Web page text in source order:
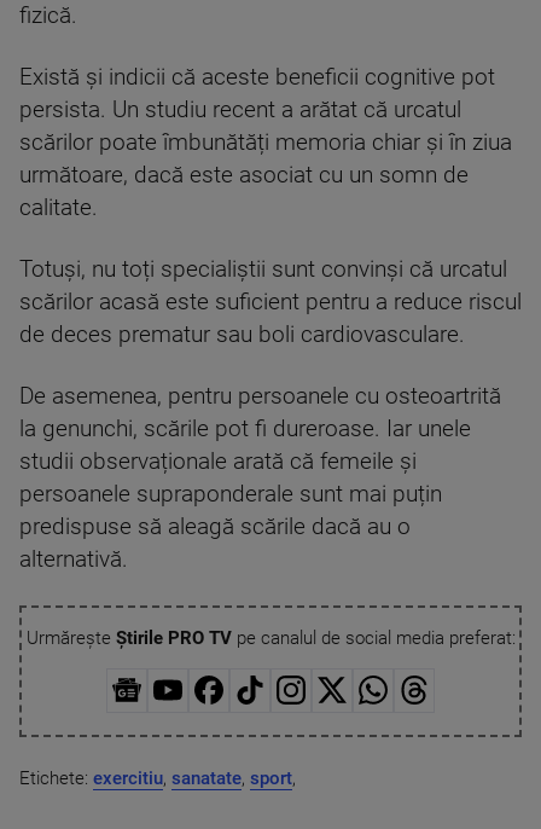
fizică.
Există și indicii că aceste beneficii cognitive pot
persista. Un studiu recent a arătat că urcatul
scărilor poate îmbunătăți memoria chiar și în ziua
următoare, dacă este asociat cu un somn de
calitate.
Totuși, nu toți specialiștii sunt convinși că urcatul
scărilor acasă este suficient pentru a reduce riscul
de deces prematur sau boli cardiovasculare.
De asemenea, pentru persoanele cu osteoartrită
la genunchi, scările pot fi dureroase. Iar unele
studii observaționale arată că femeile și
persoanele supraponderale sunt mai puțin
predispuse să aleagă scările dacă au o
alternativă.
Urmărește Știrile PRO TVpe canalul de social media preferat:
Etichete: exercitiu, sanatate, sport,